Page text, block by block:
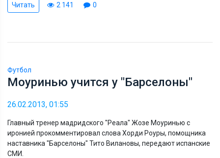
Читать 2 141 0
Футбол
Моуринью учится у "Барселоны"
26.02.2013, 01:55
Главный тренер мадридского "Реала" Жозе Моуринью с
иронией прокомментировал слова Хорди Роуры, помощника
наставника "Барселоны" Тито Вилановы, передают испанские
СМИ.